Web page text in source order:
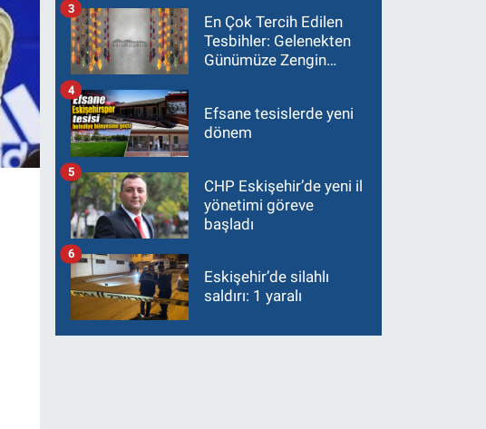
En Çok Tercih Edilen
Tesbihler: Gelenekten
Günümüze Zengin
3
Efsane tesislerde yeni
dönem
4
CHP Eskişehir’de yeni il
yönetimi göreve
başladı
5
Eskişehir’de silahlı
saldırı: 1 yaralı
6